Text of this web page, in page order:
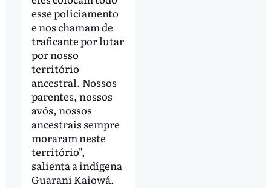
esse policiamento
e nos chamam de
traficante por lutar
por nosso
território
ancestral. Nossos
parentes, nossos
avós, nossos
ancestrais sempre
moraram neste
território",
salienta a indígena
Guarani Kaiowá.